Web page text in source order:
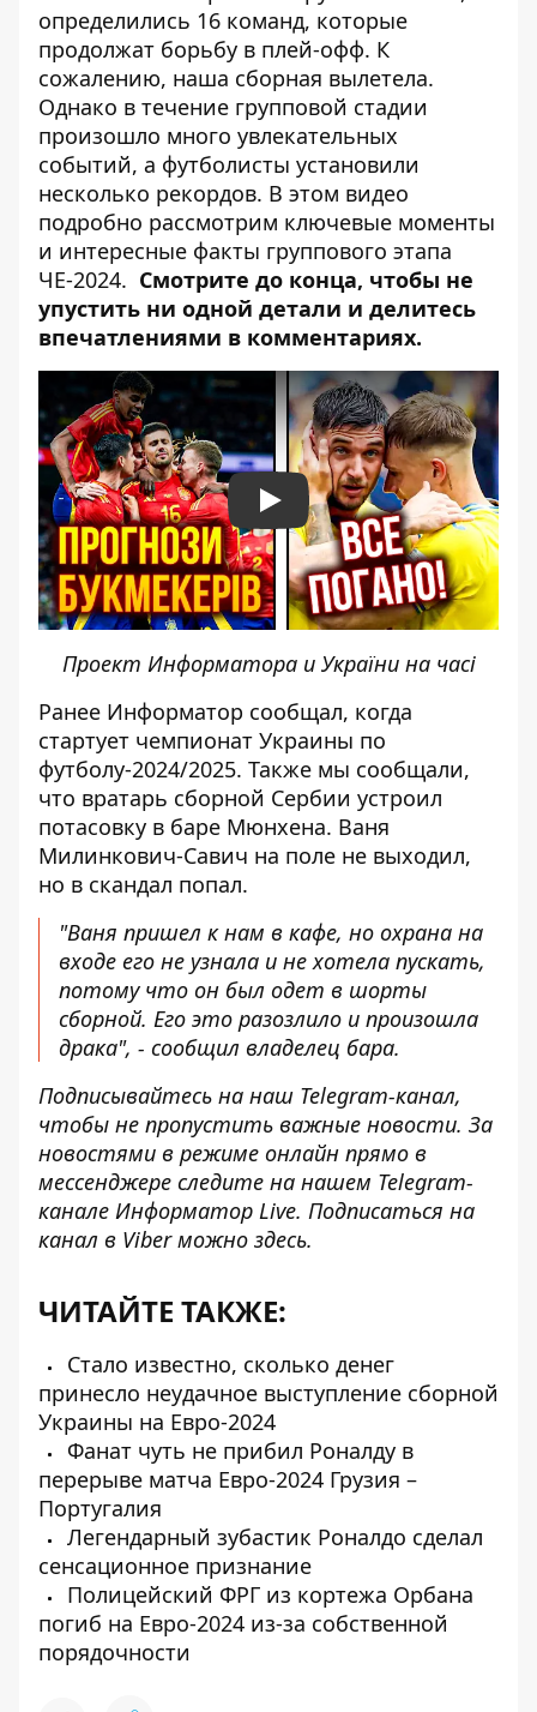
определились 16 команд, которые
продолжат борьбу в плей-офф. К
сожалению, наша сборная вылетела.
Однако в течение групповой стадии
произошло много увлекательных
событий, а футболисты установили
несколько рекордов. В этом видео
подробно рассмотрим ключевые моменты
и интересные факты группового этапа
ЧЕ-2024. Смотрите до конца, чтобы не
упустить ни одной детали и делитесь
впечатлениями в комментариях.
Play
Проект Информатора и України на часі
Ранее Информатор сообщал, когда
стартует чемпионат Украины по
футболу-2024/2025. Также мы сообщали,
что вратарь сборной Сербии устроил
потасовку в баре Мюнхена. Ваня
Милинкович-Савич на поле не выходил,
но в скандал попал.
"Ваня пришел к нам в кафе, но охрана на
входе его не узнала и не хотела пускать,
потому что он был одет в шорты
сборной. Его это разозлило и произошла
драка", - сообщил владелец бара.
Подписывайтесь на наш Telegram-канал,
чтобы не пропустить важные новости. За
новостями в режиме онлайн прямо в
мессенджере следите на нашем Telegram-
канале Информатор Live. Подписаться на
канал в Viber можно здесь.
ЧИТАЙТЕ ТАКЖЕ:
Стало известно, сколько денег
принесло неудачное выступление сборной
Украины на Евро-2024
Фанат чуть не прибил Роналду в
перерыве матча Евро-2024 Грузия –
Португалия
Легендарный зубастик Роналдо сделал
сенсационное признание
Полицейский ФРГ из кортежа Орбана
погиб на Евро-2024 из-за собственной
порядочности